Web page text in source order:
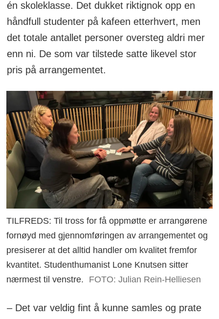
én skoleklasse. Det dukket riktignok opp en
håndfull studenter på kafeen etterhvert, men
det totale antallet personer oversteg aldri mer
enn ni. De som var tilstede satte likevel stor
pris på arrangementet.
TILFREDS: Til tross for få oppmøtte er arrangørene
fornøyd med gjennomføringen av arrangementet og
presiserer at det alltid handler om kvalitet fremfor
kvantitet. Studenthumanist Lone Knutsen sitter
nærmest til venstre.
FOTO: Julian Rein-Helliesen
– Det var veldig fint å kunne samles og prate